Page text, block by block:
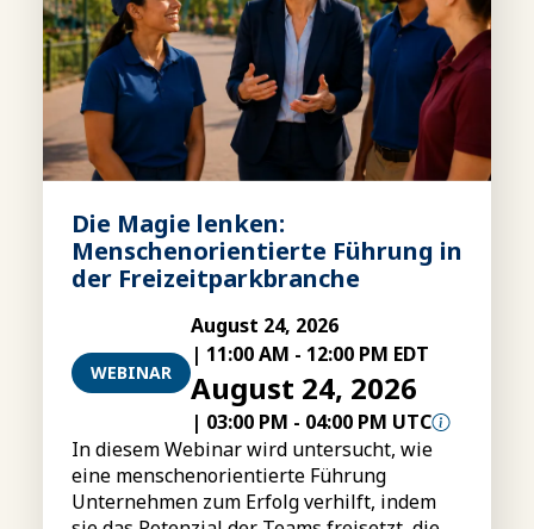
Die Magie lenken:
Menschenorientierte Führung in
der Freizeitparkbranche
WEBINAR
August 24, 2026
| 11:00 AM - 12:00 PM EDT
August 24, 2026
| 03:00 PM - 04:00 PM UTC
In diesem Webinar wird untersucht, wie
eine menschenorientierte Führung
Unternehmen zum Erfolg verhilft, indem